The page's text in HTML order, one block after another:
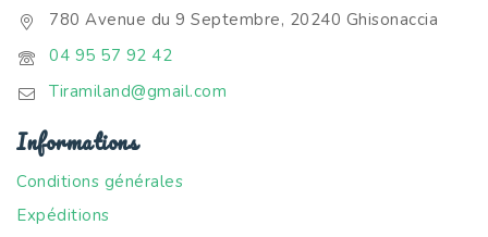
780 Avenue du 9 Septembre, 20240 Ghisonaccia
04 95 57 92 42
Tiramiland@gmail.com
Informations
Conditions générales
Expéditions